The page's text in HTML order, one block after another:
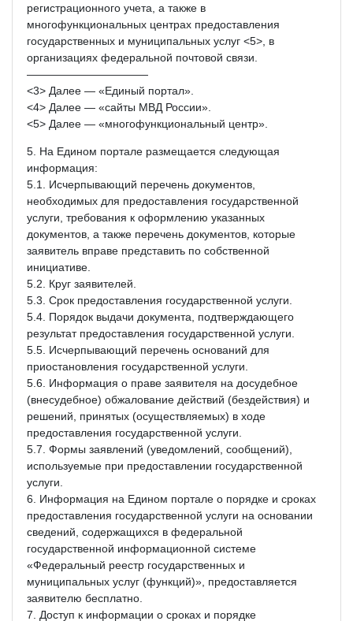
регистрационного учета, а также в
многофункциональных центрах предоставления
государственных и муниципальных услуг <5>, в
организациях федеральной почтовой связи.
———————————
<3> Далее — «Единый портал».
<4> Далее — «сайты МВД России».
<5> Далее — «многофункциональный центр».
5. На Едином портале размещается следующая
информация:
5.1. Исчерпывающий перечень документов,
необходимых для предоставления государственной
услуги, требования к оформлению указанных
документов, а также перечень документов, которые
заявитель вправе представить по собственной
инициативе.
5.2. Круг заявителей.
5.3. Срок предоставления государственной услуги.
5.4. Порядок выдачи документа, подтверждающего
результат предоставления государственной услуги.
5.5. Исчерпывающий перечень оснований для
приостановления государственной услуги.
5.6. Информация о праве заявителя на досудебное
(внесудебное) обжалование действий (бездействия) и
решений, принятых (осуществляемых) в ходе
предоставления государственной услуги.
5.7. Формы заявлений (уведомлений, сообщений),
используемые при предоставлении государственной
услуги.
6. Информация на Едином портале о порядке и сроках
предоставления государственной услуги на основании
сведений, содержащихся в федеральной
государственной информационной системе
«Федеральный реестр государственных и
муниципальных услуг (функций)», предоставляется
заявителю бесплатно.
7. Доступ к информации о сроках и порядке